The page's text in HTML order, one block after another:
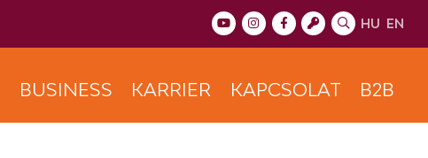
HU EN
BUSINESS KARRIER KAPCSOLAT B2B